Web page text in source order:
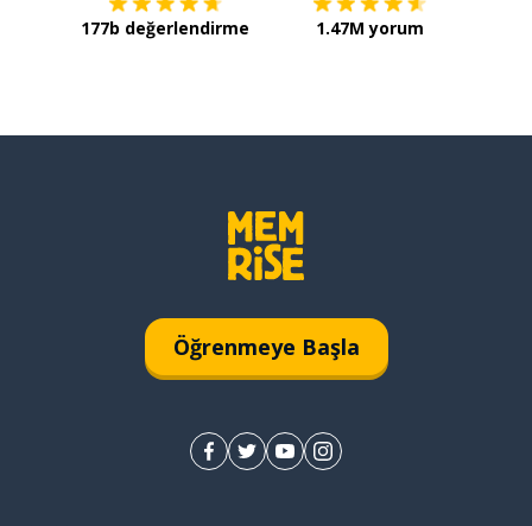
177b değerlendirme 1.47M yorum
Öğrenmeye Başla